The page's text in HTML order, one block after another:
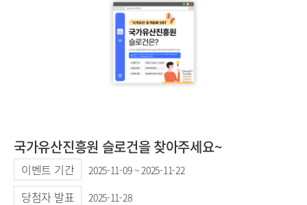
국가유산진흥원 슬로건을 찾아주세요~
이벤트 기간 2025-11-09 ~ 2025-11-22
당첨자 발표 2025-11-28